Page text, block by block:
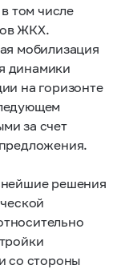
том числе
ЖКХ.
мобилизация
динамики
на горизонте
за счет
решения
со стороны